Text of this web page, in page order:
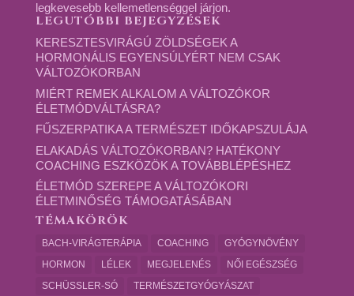
legkevesebb kellemetlenséggel járjon.
LEGUTÓBBI BEJEGYZÉSEK
KERESZTESVIRÁGÚ ZÖLDSÉGEK A
HORMONÁLIS EGYENSÚLYÉRT NEM CSAK
VÁLTOZÓKORBAN
MIÉRT REMEK ALKALOM A VÁLTOZÓKOR
ÉLETMÓDVÁLTÁSRA?
FŰSZERPATIKA A TERMÉSZET IDŐKAPSZULÁJA
ELAKADÁS VÁLTOZÓKORBAN? HATÉKONY
COACHING ESZKÖZÖK A TOVÁBBLÉPÉSHEZ
ÉLETMÓD SZEREPE A VÁLTOZÓKORI
ÉLETMINŐSÉG TÁMOGATÁSÁBAN
TÉMAKÖRÖK
BACH-VIRÁGTERÁPIA COACHING
GYÓGYNÖVÉNY
HORMON
LÉLEK MEGJELENÉS
NŐI EGÉSZSÉG
SCHÜSSLER-SÓ
TERMÉSZETGYÓGYÁSZAT